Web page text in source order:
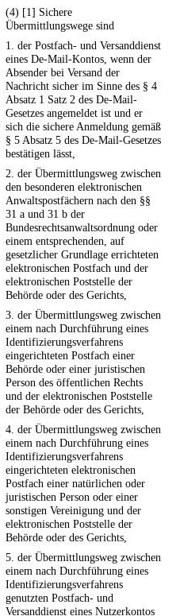
(4) [1] Sichere
Übermittlungswege sind
1. der Postfach- und Versanddienst
eines De-Mail-Kontos, wenn der
Absender bei Versand der
Nachricht sicher im Sinne des § 4
Absatz 1 Satz 2 des De-Mail-
Gesetzes angemeldet ist und er
sich die sichere Anmeldung gemäß
§ 5 Absatz 5 des De-Mail-Gesetzes
bestätigen lässt,
2. der Übermittlungsweg zwischen
den besonderen elektronischen
Anwaltspostfächern nach den §§
31 a und 31 b der
Bundesrechtsanwaltsordnung oder
einem entsprechenden, auf
gesetzlicher Grundlage errichteten
elektronischen Postfach und der
elektronischen Poststelle der
Behörde oder des Gerichts,
3. der Übermittlungsweg zwischen
einem nach Durchführung eines
Identifizierungsverfahrens
eingerichteten Postfach einer
Behörde oder einer juristischen
Person des öffentlichen Rechts
und der elektronischen Poststelle
der Behörde oder des Gerichts,
4. der Übermittlungsweg zwischen
einem nach Durchführung eines
Identifizierungsverfahrens
eingerichteten elektronischen
Postfach einer natürlichen oder
juristischen Person oder einer
sonstigen Vereinigung und der
elektronischen Poststelle der
Behörde oder des Gerichts,
5. der Übermittlungsweg zwischen
einem nach Durchführung eines
Identifizierungsverfahrens
genutzten Postfach- und
Versanddienst eines Nutzerkontos